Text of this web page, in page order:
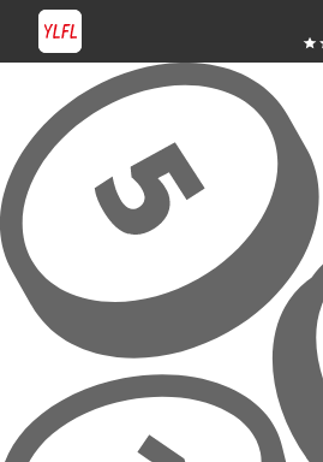
Overslaan naar hoofdinhoud